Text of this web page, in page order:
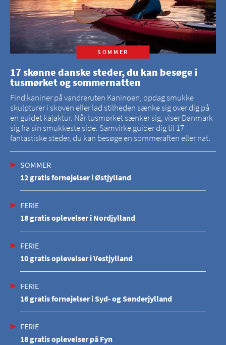
SOMMER
17 skønne danske steder, du kan besøge i
tusmørket og sommernatten
Find kaniner på vandreruten Kaninoen, opdag smukke
skulpturer i skoven eller lad stilheden sænke sig over dig på
en guidet kajaktur. Når tusmørket sænker sig, viser Danmark
sig fra sin smukkeste side. Samvirke guider dig til 17
fantastiske steder, du kan besøge en sommeraften eller nat.
SOMMER
12 gratis fornøjelser i Østjylland
FERIE
18 gratis oplevelser i Nordjylland
FERIE
10 gratis oplevelser i Vestjylland
FERIE
16 gratis fornøjelser i Syd- og Sønderjylland
FERIE
18 gratis oplevelser på Fyn